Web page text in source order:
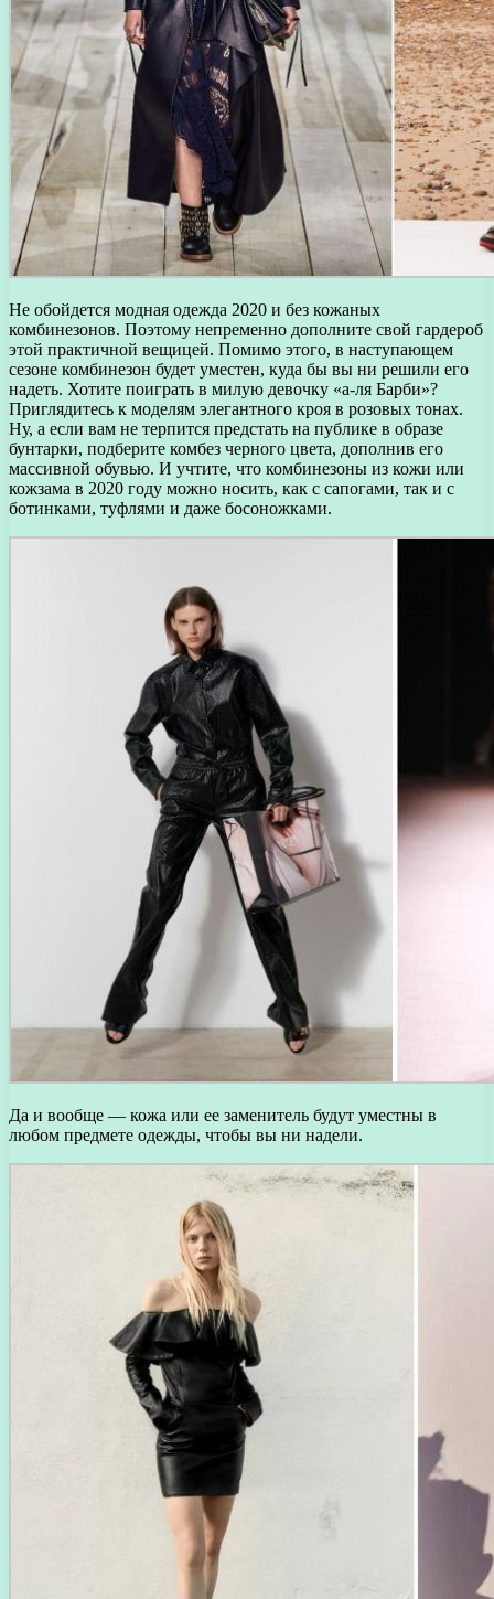
Не обойдется модная одежда 2020 и без кожаных
комбинезонов. Поэтому непременно дополните свой гардероб
этой практичной вещицей. Помимо этого, в наступающем
сезоне комбинезон будет уместен, куда бы вы ни решили его
надеть. Хотите поиграть в милую девочку «а-ля Барби»?
Приглядитесь к моделям элегантного кроя в розовых тонах.
Ну, а если вам не терпится предстать на публике в образе
бунтарки, подберите комбез черного цвета, дополнив его
массивной обувью. И учтите, что комбинезоны из кожи или
кожзама в 2020 году можно носить, как с сапогами, так и с
ботинками, туфлями и даже босоножками.
Да и вообще — кожа или ее заменитель будут уместны в
любом предмете одежды, чтобы вы ни надели.